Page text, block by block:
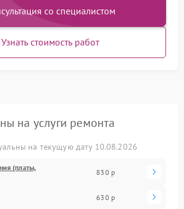
со специалистом
Узнать стоимость работ
на услуги ремонта
на текущую дату 10.08.2026
(платы,
830 р
630 р